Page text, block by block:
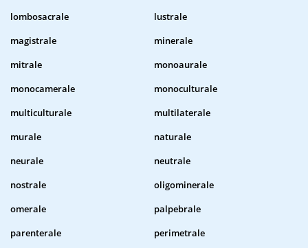
lombosacrale
lustrale
magistrale
minerale
mitrale
monoaurale
monocamerale
monoculturale
multiculturale
multilaterale
murale
naturale
neurale
neutrale
nostrale
oligominerale
omerale
palpebrale
parenterale
perimetrale